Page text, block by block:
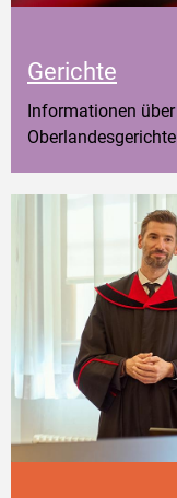
Gerichte
Informationen